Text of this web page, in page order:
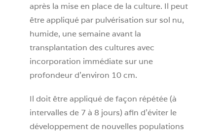
après la mise en place de la culture. Il peut
être appliqué par pulvérisation sur sol nu,
humide, une semaine avant la
transplantation des cultures avec
incorporation immédiate sur une
profondeur d’environ 10 cm.
Il doit être appliqué de façon répétée (à
intervalles de 7 à 8 jours) afin d’éviter le
développement de nouvelles populations